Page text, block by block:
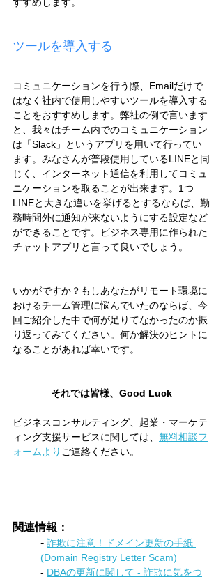
すすめします。
ツールを導入する
コミュニケーションを行う際、Emailだけで
はなく社内で使用しやすいツールを導入する
ことをおすすめします。弊社の例で言います
と、我々はチーム内でのコミュニケーション
は「Slack」というアプリを用いて行ってい
ます。みなさんが普段使用しているLINEと同
じく、インターネット通信を利用してコミュ
ニケーションを取ることが出来ます。1つ
LINEと大きな違いを挙げるとするならば、勤
務時間外に通知が来ないようにする設定など
ができることです。ビジネス専用に作られた
チャットアプリと言って良いでしょう。
いかがですか？もしあなたがリモート環境に
おけるチーム管理に悩んでいたのならば、今
回ご紹介した中で何が足りてなかったのか振
り返ってみてください。何か解決のヒントに
なることがあれば幸いです。
それでは皆様、Good Luck
ビジネスコンサルティング、起業・マーケテ
ィング支援サービスに関しては、 無料相談フ
ォームより ご連絡ください。
関連情報：
- 詐欺に注意！ドメイン更新の手紙
(Domain Registry Letter Scam)
- DBAの更新に関して - 詐欺に気をつ